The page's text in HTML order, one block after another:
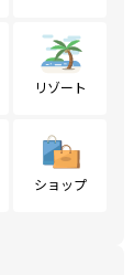
リゾート
ショップ